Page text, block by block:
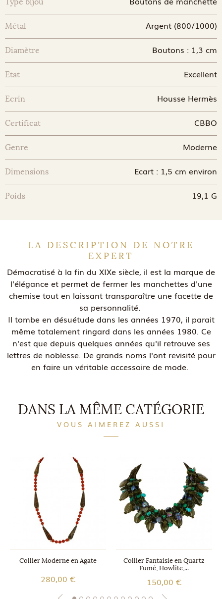
Métal Argent (800/1000)
Diamètre Boutons : 1,3 cm
Etat Excellent
Ecrin Housse Hermès
Certificat CBBO
Genre Moderne
Dimensions Ecart : 1,5 cm environ
Poids 19,1 G
LA DESCRIPTION DE NOTRE
EXPERT
Démocratisé à la fin du XIXe siècle, il est la marque de
l'élégance et permet de fermer les manchettes d'une
chemise tout en laissant transparaître une facette de
sa personnalité.
Il tombe en désuétude dans les années 1970, il parait
même totalement ringard dans les années 1980. Ce
n'est que depuis quelques années qu'il retrouve ses
lettres de noblesse. De grands noms l'ont revisité pour
en faire un véritable accessoire de mode.
DANS LA MÊME CATÉGORIE
VOUS AIMEREZ AUSSI
Collier Moderne en Agate
280,00 €
Collier Fantaisie en Quartz
Fumé, Howlite,...
150,00 €